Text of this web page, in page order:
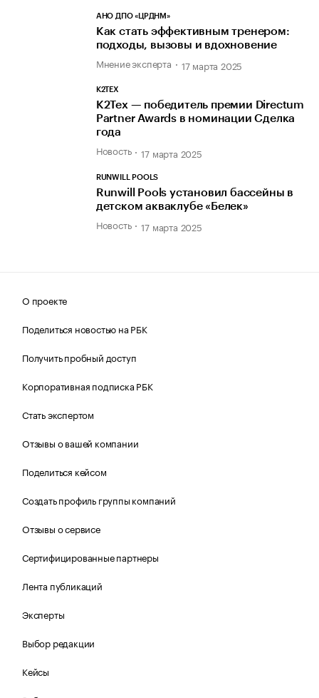
АНО ДПО «ЦРДНМ»
Как стать эффективным тренером:
подходы, вызовы и вдохновение
Мнение эксперта 17 марта 2025
К2ТЕХ
К2Тех — победитель премии Directum
Partner Awards в номинации Сделка
года
Новость 17 марта 2025
RUNWILL POOLS
Runwill Pools установил бассейны в
детском акваклубе «Белек»
Новость 17 марта 2025
О проекте
Поделиться новостью на РБК
Получить пробный доступ
Корпоративная подписка РБК
Стать экспертом
Отзывы о вашей компании
Поделиться кейсом
Создать профиль группы компаний
Отзывы о сервисе
Сертифицированные партнеры
Лента публикаций
Эксперты
Выбор редакции
Кейсы